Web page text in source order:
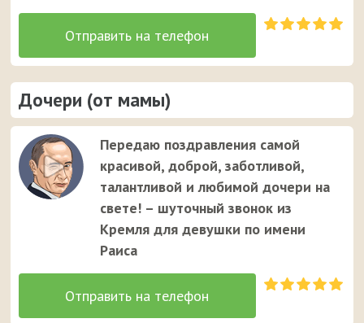
Дочери (от мамы)
Передаю поздравления самой
красивой, доброй, заботливой,
талантливой и любимой дочери на
свете! – шуточный звонок из
Кремля для девушки по имени
Раиса